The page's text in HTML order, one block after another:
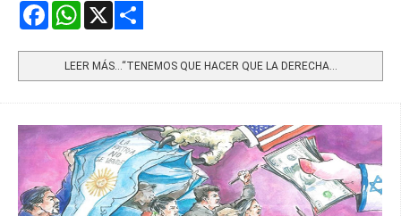
FacebookWhatsApp
LEER MÁS…“TENEMOS QUE HACER QUE LA DERECHA...